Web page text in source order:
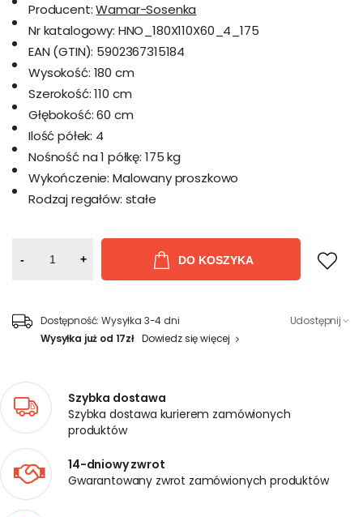
Producent: Wamar-Sosenka
Nr katalogowy: HNO_180X110X60_4_175
EAN (GTIN): 5902367315184
Wysokość: 180 cm
Szerokość: 110 cm
Głębokość: 60 cm
Ilość półek: 4
Nośność na 1 półkę: 175 kg
Wykończenie: Malowany proszkowo
Rodzaj regałów: stałe
- + DO KOSZYKA
Dostępność: Wysyłka 3-4 dni
Wysyłka już od 17zł Dowiedz się więcej
Udostępnij
Szybka dostawa
Szybka dostawa kurierem zamówionych
produktów
14-dniowy zwrot
Gwarantowany zwrot zamówionych produktów